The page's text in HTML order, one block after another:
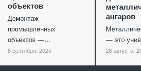
объектов
Демонтаж
промышленных
объектов —…
8 сентября, 2025
ангаров
— это
26 августа,